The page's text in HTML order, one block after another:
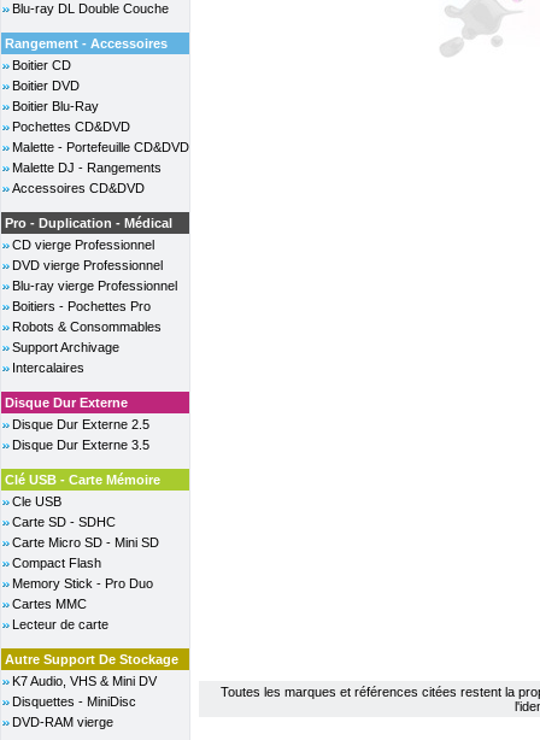
Blu-ray DL Double Couche
Rangement - Accessoires
Boitier CD
Boitier DVD
Boitier Blu-Ray
Pochettes CD&DVD
Malette - Portefeuille CD&DVD
Malette DJ - Rangements
Accessoires CD&DVD
Pro - Duplication - Médical
CD vierge Professionnel
DVD vierge Professionnel
Blu-ray vierge Professionnel
Boitiers - Pochettes Pro
Robots & Consommables
Support Archivage
Intercalaires
Disque Dur Externe
Disque Dur Externe 2.5
Disque Dur Externe 3.5
Clé USB - Carte Mémoire
Cle USB
Carte SD - SDHC
Carte Micro SD - Mini SD
Compact Flash
Memory Stick - Pro Duo
Cartes MMC
Lecteur de carte
Autre Support De Stockage
K7 Audio, VHS & Mini DV
Disquettes - MiniDisc
DVD-RAM vierge
Toutes les marques et références citées restent la